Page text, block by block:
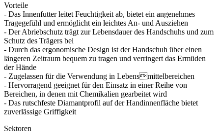
Vorteile
- Das Innenfutter leitet Feuchtigkeit ab, bietet ein angenehmes
Tragegefühl und ermöglicht ein leichtes An- und Ausziehen
- Der Abriebschutz trägt zur Lebensdauer des Handschuhs und zum
Schutz des Trägers bei
- Durch das ergonomische Design ist der Handschuh über einen
längeren Zeitraum bequem zu tragen und verringert das Ermüden
der Hände
- Zugelassen für die Verwendung in Lebensmittelbereichen
- Hervorragend geeignet für den Einsatz in einer Reihe von
Bereichen, in denen mit Chemikalien gearbeitet wird
- Das rutschfeste Diamantprofil auf der Handinnenfläche bietet
zuverlässige Griffigkeit
Sektoren